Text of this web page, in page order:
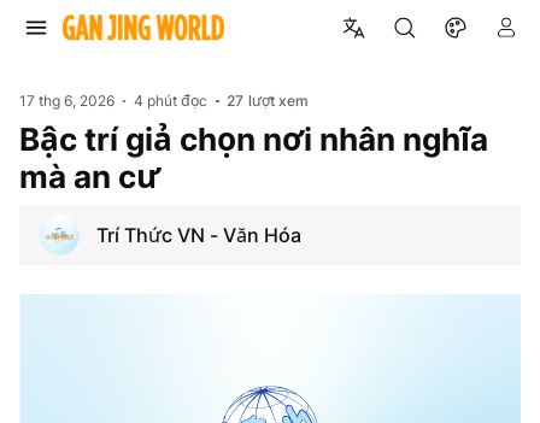
17 thg 6, 2026 4 phút đọc 27 lượt xem
Bậc trí giả chọn nơi nhân nghĩa
mà an cư
Trí Thức VN - Văn Hóa